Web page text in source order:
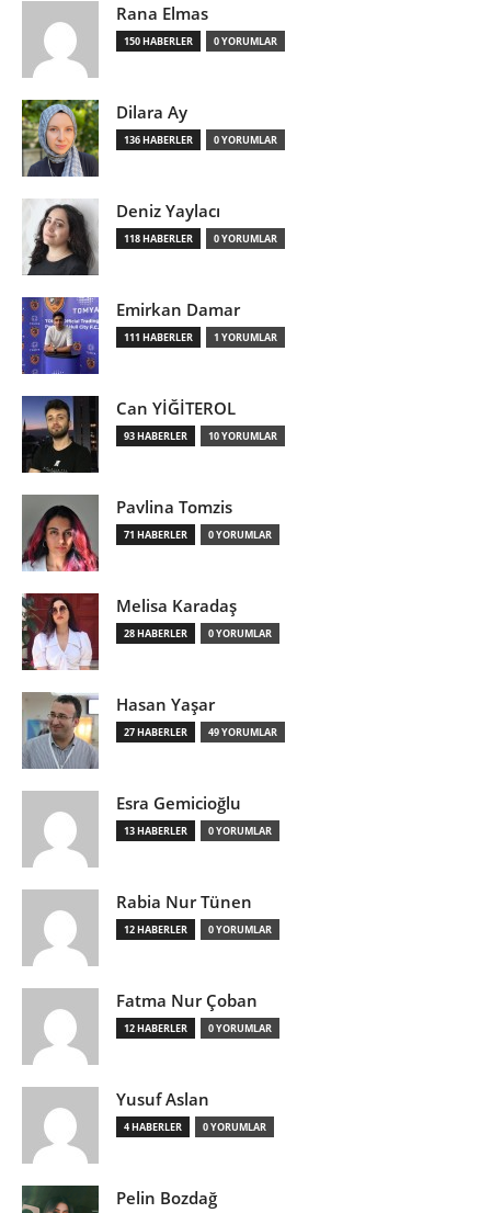
Rana Elmas
150 HABERLER 0 YORUMLAR
Dilara Ay
136 HABERLER 0 YORUMLAR
Deniz Yaylacı
118 HABERLER 0 YORUMLAR
Emirkan Damar
111 HABERLER 1 YORUMLAR
Can YİĞİTEROL
93 HABERLER 10 YORUMLAR
Pavlina Tomzis
71 HABERLER 0 YORUMLAR
Melisa Karadaş
28 HABERLER 0 YORUMLAR
Hasan Yaşar
27 HABERLER 49 YORUMLAR
Esra Gemicioğlu
13 HABERLER 0 YORUMLAR
Rabia Nur Tünen
12 HABERLER 0 YORUMLAR
Fatma Nur Çoban
12 HABERLER 0 YORUMLAR
Yusuf Aslan
4 HABERLER 0 YORUMLAR
Pelin Bozdağ